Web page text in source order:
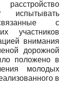
испытывать
с
участников
внимания
дорожной
положено в
молодых
в